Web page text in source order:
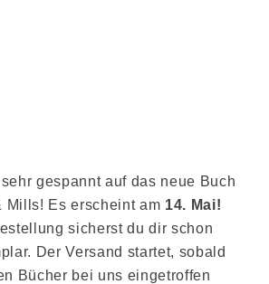
gespannt auf das neue Buch
Mills! Es erscheint am 14. Mai!
sicherst du dir schon
Der Versand startet, sobald
Bücher bei uns eingetroffen